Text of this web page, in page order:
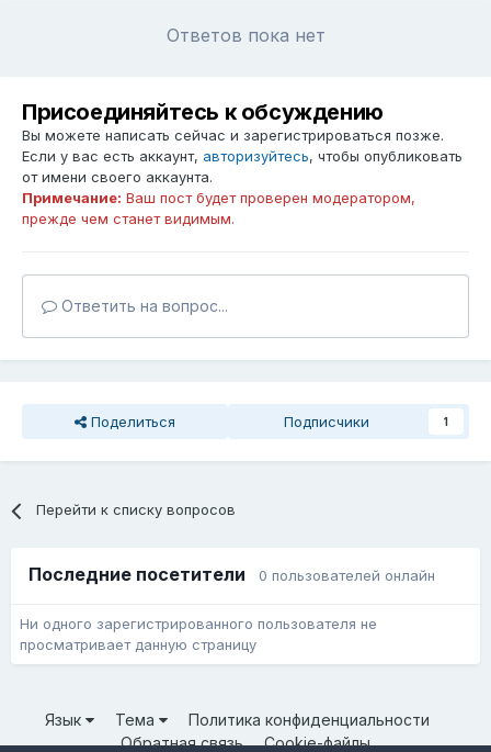
Ответов пока нет
Присоединяйтесь к обсуждению
Вы можете написать сейчас и зарегистрироваться позже.
Если у вас есть аккаунт, авторизуйтесь, чтобы опубликовать
от имени своего аккаунта.
Примечание: Ваш пост будет проверен модератором,
прежде чем станет видимым.
Ответить на вопрос...
Поделиться Подписчики 1
Перейти к списку вопросов
Последние посетители 0 пользователей онлайн
Ни одного зарегистрированного пользователя не
просматривает данную страницу
Язык Тема
Политика конфиденциальности
Обратная связь
Cookie-файлы